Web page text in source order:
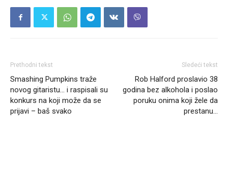
Prethodni tekst
Smashing Pumpkins traže
novog gitaristu… i raspisali su
konkurs na koji može da se
prijavi – baš svako
Sledeći tekst
Rob Halford proslavio 38
godina bez alkohola i poslao
poruku onima koji žele da
prestanu…